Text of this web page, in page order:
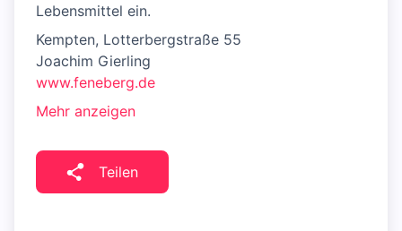
Lebensmittel ein.
Kempten, Lotterbergstraße 55
Joachim Gierling
www.feneberg.de
Mehr anzeigen
Teilen